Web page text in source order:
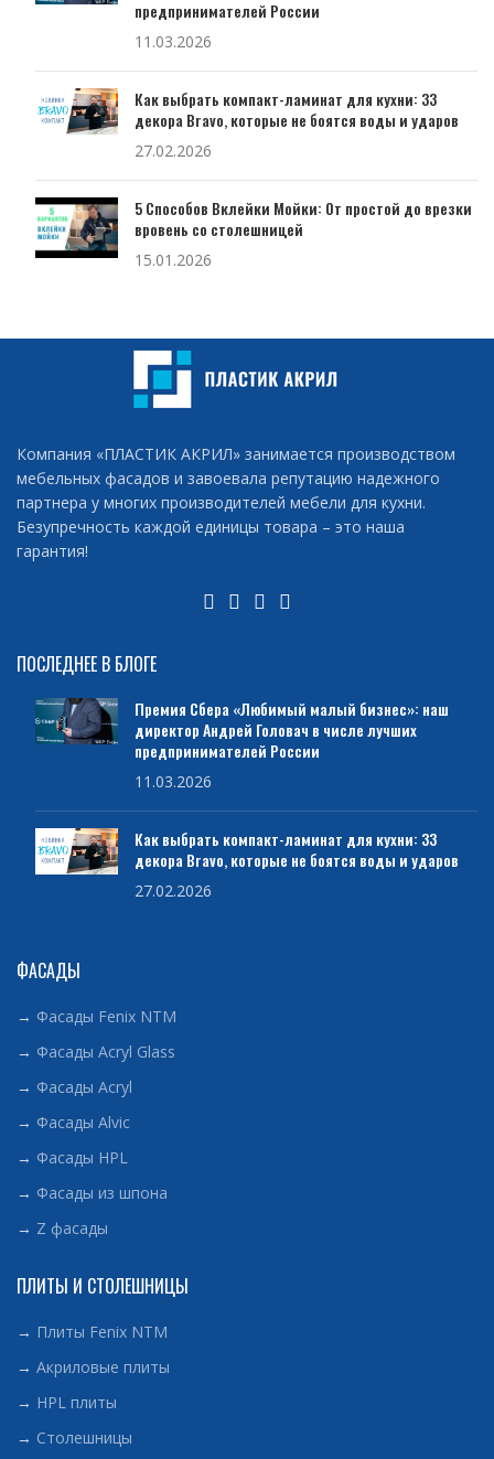
предпринимателей России
11.03.2026
Как выбрать компакт-ламинат для кухни: 33
декора Bravo, которые не боятся воды и ударов
27.02.2026
5 Способов Вклейки Мойки: От простой до врезки
вровень со столешницей
15.01.2026
Компания «ПЛАСТИК АКРИЛ» занимается производством
мебельных фасадов и завоевала репутацию надежного
партнера у многих производителей мебели для кухни.
Безупречность каждой единицы товара – это наша
гарантия!
ПОСЛЕДНЕЕ В БЛОГЕ
Премия Сбера «Любимый малый бизнес»: наш
директор Андрей Головач в числе лучших
предпринимателей России
11.03.2026
Как выбрать компакт-ламинат для кухни: 33
декора Bravo, которые не боятся воды и ударов
27.02.2026
ФАСАДЫ
→ Фасады Fenix NTM
→ Фасады Acryl Glass
→ Фасады Acryl
→ Фасады Alvic
→ Фасады HPL
→ Фасады из шпона
→ Z фасады
ПЛИТЫ И СТОЛЕШНИЦЫ
→ Плиты Fenix NTM
→ Акриловые плиты
→ HPL плиты
→ Столешницы